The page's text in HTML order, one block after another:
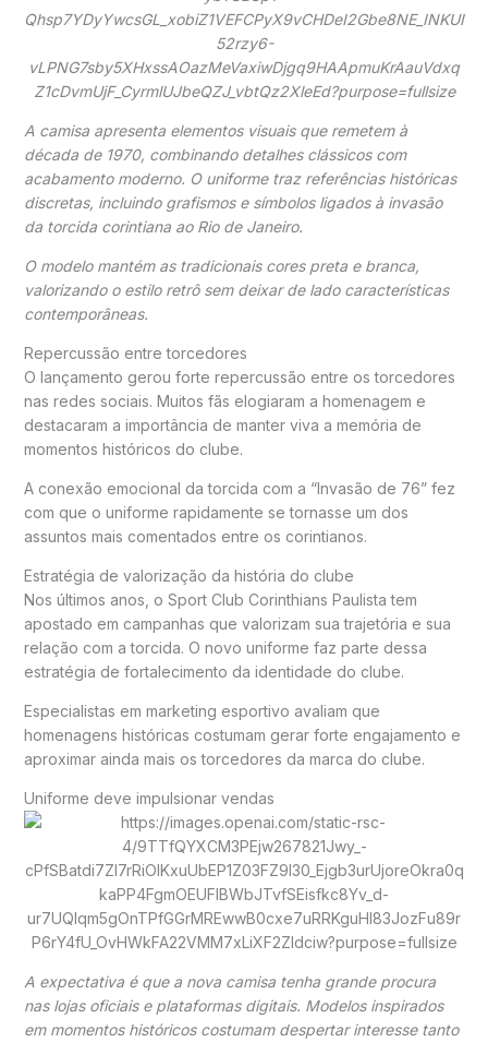
A camisa apresenta elementos visuais que remetem à
década de 1970, combinando detalhes clássicos com
acabamento moderno. O uniforme traz referências históricas
discretas, incluindo grafismos e símbolos ligados à invasão
da torcida corintiana ao Rio de Janeiro.
O modelo mantém as tradicionais cores preta e branca,
valorizando o estilo retrô sem deixar de lado características
contemporâneas.
Repercussão entre torcedores
O lançamento gerou forte repercussão entre os torcedores
nas redes sociais. Muitos fãs elogiaram a homenagem e
destacaram a importância de manter viva a memória de
momentos históricos do clube.
A conexão emocional da torcida com a “Invasão de 76” fez
com que o uniforme rapidamente se tornasse um dos
assuntos mais comentados entre os corintianos.
Estratégia de valorização da história do clube
Nos últimos anos, o Sport Club Corinthians Paulista tem
apostado em campanhas que valorizam sua trajetória e sua
relação com a torcida. O novo uniforme faz parte dessa
estratégia de fortalecimento da identidade do clube.
Especialistas em marketing esportivo avaliam que
homenagens históricas costumam gerar forte engajamento e
aproximar ainda mais os torcedores da marca do clube.
Uniforme deve impulsionar vendas
A expectativa é que a nova camisa tenha grande procura
nas lojas oficiais e plataformas digitais. Modelos inspirados
em momentos históricos costumam despertar interesse tanto